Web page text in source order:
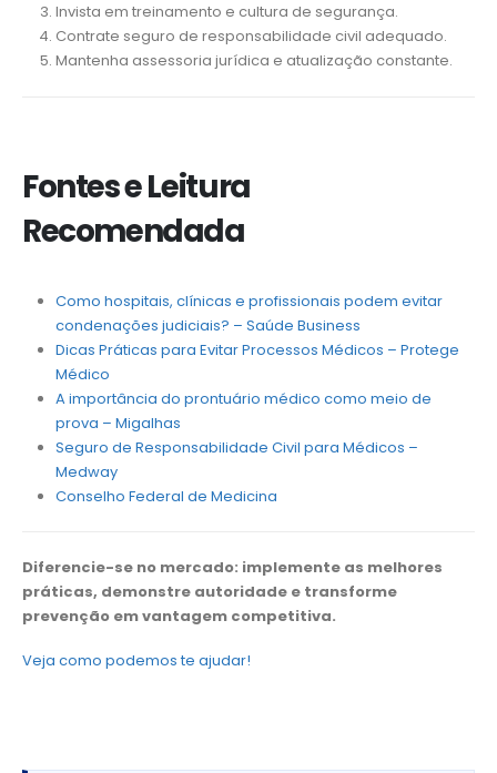
Invista em treinamento e cultura de segurança.
Contrate seguro de responsabilidade civil adequado.
Mantenha assessoria jurídica e atualização constante.
Fontes e Leitura
Recomendada
Como hospitais, clínicas e profissionais podem evitar
condenações judiciais? – Saúde Business
Dicas Práticas para Evitar Processos Médicos – Protege
Médico
A importância do prontuário médico como meio de
prova – Migalhas
Seguro de Responsabilidade Civil para Médicos –
Medway
Conselho Federal de Medicina
Diferencie-se no mercado: implemente as melhores
práticas, demonstre autoridade e transforme
prevenção em vantagem competitiva.
Veja como podemos te ajudar!